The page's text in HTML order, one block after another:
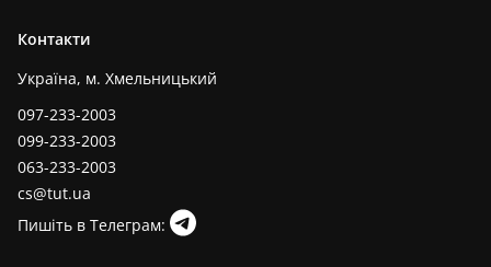
Контакти
Україна, м. Хмельницький
097-233-2003
099-233-2003
063-233-2003
cs@tut.ua
Пишіть в Телеграм: